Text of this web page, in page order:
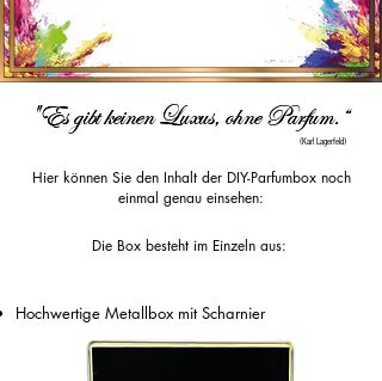
"Es gibt keinen Luxus, ohne Parfum.“
"Es gibt keinen Luxus, ohne Parfum.“
(Karl Lagerfeld)
Hier können Sie den Inhalt der DIY-Parfumbox noch
einmal genau einsehen:
Die Box besteht im Einzeln aus:
Hochwertige Metallbox mit Scharnier